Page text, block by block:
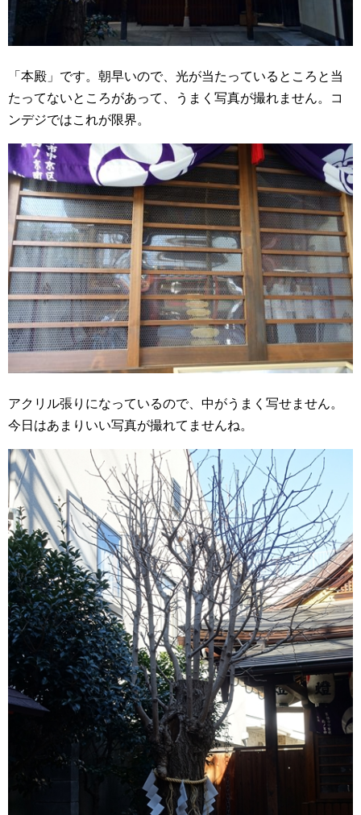
「本殿」です。朝早いので、光が当たっているところと当
たってないところがあって、うまく写真が撮れません。コ
ンデジではこれが限界。
アクリル張りになっているので、中がうまく写せません。
今日はあまりいい写真が撮れてませんね。